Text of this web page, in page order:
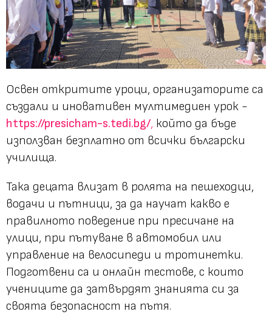
Освен откритите уроци, организаторите са
създали и иновативен мултимедиен урок -
https://presicham-s.tedi.bg/, който да бъде
използван безплатно от всички български
училища.
Така децата влизат в ролята на пешеходци,
водачи и пътници, за да научат какво е
правилното поведение при пресичане на
улици, при пътуване в автомобил или
управление на велосипеди и тротинетки.
Подготвени са и онлайн тестове, с които
учениците да затвърдят знанията си за
своята безопасност на пътя.